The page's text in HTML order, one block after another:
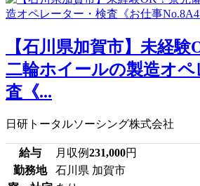
【石川県加賀市】未経験
二輪ホイールの製造オ
査《...
日研トータルソーシング株式会社
給与 月収例231,000円
勤務地
石川県 加賀市